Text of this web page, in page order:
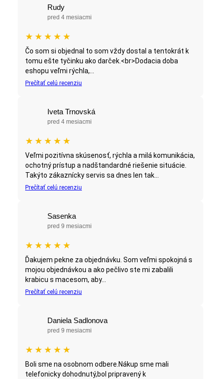
Rudy
pred 4 mesiacmi
★ ★ ★ ★ ★
Čo som si objednal to som vždy dostal a tentokrát k
tomu ešte tyčinku ako darček.<br>Dodacia doba
eshopu veľmi rýchla,...
Prečítať celú recenziu
Iveta Trnovská
pred 4 mesiacmi
★ ★ ★ ★ ★
Veľmi pozitívna skúsenosť, rýchla a milá komunikácia,
ochotný prístup a nadštandardné riešenie situácie.
Takýto zákaznícky servis sa dnes len tak...
Prečítať celú recenziu
Sasenka
pred 9 mesiacmi
★ ★ ★ ★ ★
Ďakujem pekne za objednávku. Som veľmi spokojná s
mojou objednávkou a ako pečlivo ste mi zabalili
krabicu s macesom, aby...
Prečítať celú recenziu
Daniela Sadlonova
pred 9 mesiacmi
★ ★ ★ ★ ★
Boli sme na osobnom odbere.Nákup sme mali
telefonicky dohodnutý,bol pripravený k